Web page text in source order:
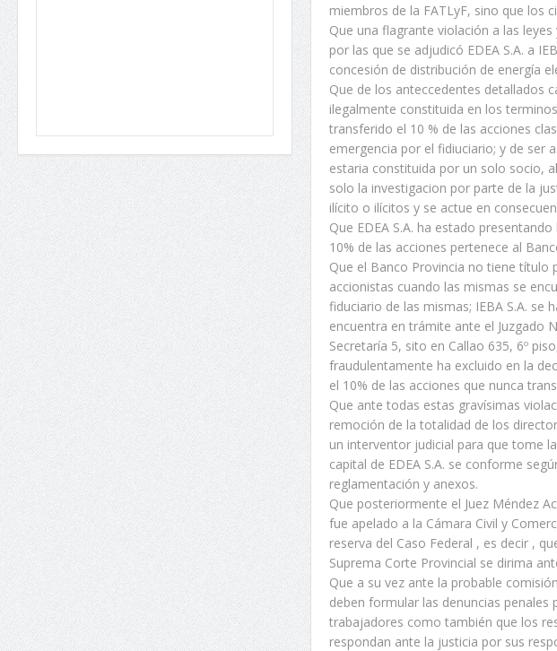
miembros de la FATLyF, sino que los
Que una flagrante violación a las
por las que se adjudicó EDEA S.A. a
concesión de distribución de energía
Que de los anteccedentes detallados
ilegalmente constituida en los
transferido el 10 % de las acciones
emergencia por el fidiuciario; y de ser
estaria constituida por un solo socio,
solo la investigacion por parte de la
ilícito o ilícitos y se actue en
Que EDEA S.A. ha estado
10% de las acciones pertenece al
Que el Banco Provincia no tiene
accionistas cuando las mismas se
fiduciario de las mismas; IEBA S.A. se
encuentra en trámite ante el Juzgado
Secretaría 5, sito en Callao 635, 6º
fraudulentamente ha excluido en la
el 10% de las acciones que nunca
Que ante todas estas gravísimas
remoción de la totalidad de los
un interventor judicial para que tome
capital de EDEA S.A. se conforme
reglamentación y anexos.
Que posteriormente el Juez Méndez
fue apelado a la Cámara Civil y
reserva del Caso Federal , es decir ,
Suprema Corte Provincial se dirima
Que a su vez ante la probable
deben formular las denuncias
trabajadores como también que los
respondan ante la justicia por sus